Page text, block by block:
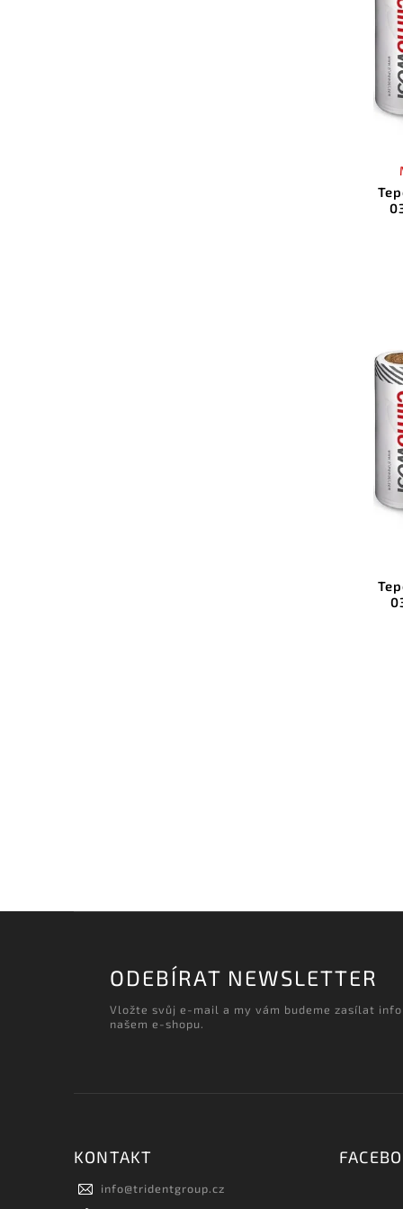
ODEBÍRAT NEWSLETTER
Vložte svůj e-mail a my vám budeme zasílat
našem e-shopu.
KONTAKT
info@tridentgroup.cz